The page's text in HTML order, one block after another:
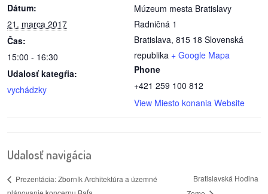
médií
videá
vychádzky
knihy
/
o
nás
Dátum:
21. marca 2017
Čas:
15:00 - 16:30
Udalosť kategŕia:
vychádzky
Múzeum mesta Bratislavy
Radničná 1
Bratislava, 815 18 Slovenská
republika + Google Mapa
Phone
+421 259 100 812
View Miesto konania Website
Udalosť navigácia
Prezentácia: Zborník Architektúra a územné
Bratislavská Hodina